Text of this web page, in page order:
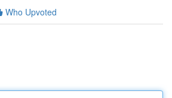
Who Upvoted